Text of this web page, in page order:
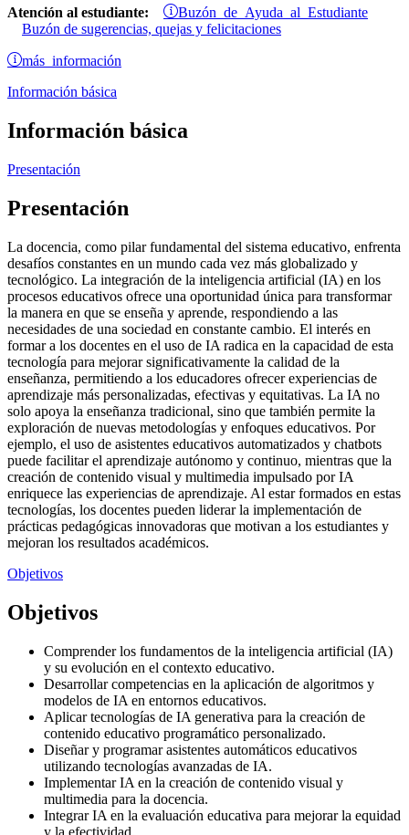
Atención al estudiante: Buzón de Ayuda al Estudiante
Buzón de sugerencias, quejas y felicitaciones
más información
Información básica
Información básica
Presentación
Presentación
La docencia, como pilar fundamental del sistema educativo, enfrenta
desafíos constantes en un mundo cada vez más globalizado y
tecnológico. La integración de la inteligencia artificial (IA) en los
procesos educativos ofrece una oportunidad única para transformar
la manera en que se enseña y aprende, respondiendo a las
necesidades de una sociedad en constante cambio. El interés en
formar a los docentes en el uso de IA radica en la capacidad de esta
tecnología para mejorar significativamente la calidad de la
enseñanza, permitiendo a los educadores ofrecer experiencias de
aprendizaje más personalizadas, efectivas y equitativas. La IA no
solo apoya la enseñanza tradicional, sino que también permite la
exploración de nuevas metodologías y enfoques educativos. Por
ejemplo, el uso de asistentes educativos automatizados y chatbots
puede facilitar el aprendizaje autónomo y continuo, mientras que la
creación de contenido visual y multimedia impulsado por IA
enriquece las experiencias de aprendizaje. Al estar formados en estas
tecnologías, los docentes pueden liderar la implementación de
prácticas pedagógicas innovadoras que motivan a los estudiantes y
mejoran los resultados académicos.
Objetivos
Objetivos
Comprender los fundamentos de la inteligencia artificial (IA)
y su evolución en el contexto educativo.
Desarrollar competencias en la aplicación de algoritmos y
modelos de IA en entornos educativos.
Aplicar tecnologías de IA generativa para la creación de
contenido educativo programático personalizado.
Diseñar y programar asistentes automáticos educativos
utilizando tecnologías avanzadas de IA.
Implementar IA en la creación de contenido visual y
multimedia para la docencia.
Integrar IA en la evaluación educativa para mejorar la equidad
y la efectividad.